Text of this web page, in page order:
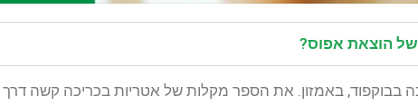
של הוצאת אפוס?
בבוקפוד, באמזון. את הספר מקלות של אטריות בכריכה קשה דרך